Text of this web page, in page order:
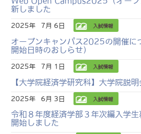
新しました
2025年 7月 6日 入試情報
オープンキャンパス2025の開催に
開始日時のおしらせ）
2025年 7月 1日 入試情報
【大学院経済学研究科】大学院説
2025年 6月 3日 入試情報
令和８年度経済学部３年次編入学
開始しました